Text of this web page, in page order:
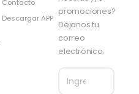
Contacto
Descargar APP
promociones?
Déjanos tu
correo
electrónico.